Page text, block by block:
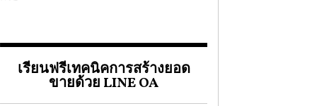
เรียนฟรีเทคนิคการสร้างยอด
ขายด้วย LINE OA